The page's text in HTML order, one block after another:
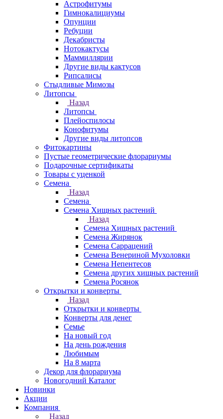
Астрофитумы
Гимнокалициумы
Опунции
Ребуции
Декабристы
Нотокактусы
Маммиллярии
Другие виды кактусов
Рипсалисы
Стыдливые Мимозы
Литопсы
Назад
Литопсы
Плейоспилосы
Конофитумы
Другие виды литопсов
Фитокартины
Пустые геометрические флорариумы
Подарочные сертификаты
Товары с уценкой
Семена
Назад
Семена
Семена Хищных растений
Назад
Семена Хищных растений
Семена Жирянок
Семена Саррацений
Семена Венериной Мухоловки
Семена Непентесов
Семена других хищных растений
Семена Росянок
Открытки и конверты
Назад
Открытки и конверты
Конверты для денег
Семье
На новый год
На день рождения
Любимым
На 8 марта
Декор для флорариума
Новогодний Каталог
Новинки
Акции
Компания
Назад